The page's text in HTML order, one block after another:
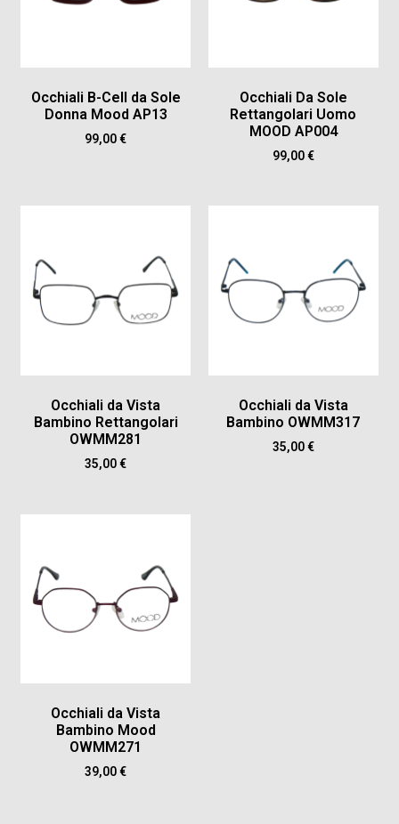
Occhiali B-Cell da Sole
Donna Mood AP13
99,00€
Occhiali Da Sole
Rettangolari Uomo
MOOD AP004
99,00€
Occhiali da Vista
Bambino Rettangolari
OWMM281
35,00€
Occhiali da Vista
Bambino OWMM317
35,00€
Occhiali da Vista
Bambino Mood
OWMM271
39,00€